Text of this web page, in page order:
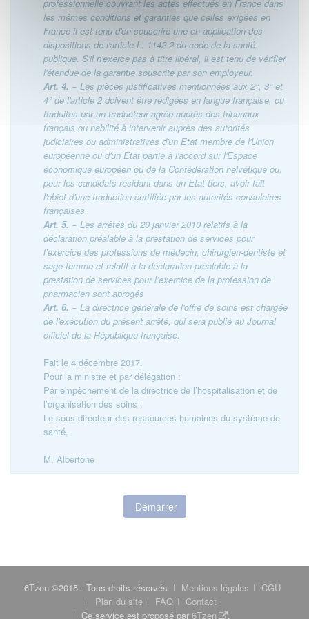
professionnelle couvrant les actes effectués en France dans
les mêmes conditions et garanties que celles exigées en
France il est tenu d'en souscrire une en application des
dispositions de l'article L. 1142-2 du code de la santé
publique. S'il n'exerce pas à titre libéral, il est tenu de vérifier
l'étendue de la garantie souscrite par son employeur.
Art. 4. − Les pièces justificatives mentionnées aux 2°, 3° et
4° de l'article 2 doivent être rédigées en langue française, ou
traduites par un traducteur agréé auprès des tribunaux
français ou habilité à intervenir auprès des autorités
judiciaires ou administratives d'un Etat membre de l'Union
européenne ou d'un Etat partie à l'accord sur l'Espace
économique européen ou de la Confédération helvétique ou,
pour les candidats résidant dans un Etat tiers, avoir fait
l'objet d'une traduction certifiée par les autorités consulaires
françaises
Art. 5. − Les arrêtés du 20 janvier 2010 relatifs à la
déclaration préalable à la prestation de services pour
l’exercice des professions de médecin, chirurgien-dentiste et
sage-femme et relatif à la déclaration préalable à la
prestation de services pour l’exercice de la profession de
pharmacien sont abrogés
Art. 6. − La directrice générale de l'offre de soins est chargée
de l'exécution du présent arrêté, qui sera publié au Journal
officiel de la République française.
Fait le 4 décembre 2017.
Pour la ministre et par délégation :
Par empêchement de la directrice de l’hospitalisation et de
l’organisation des soins :
Le sous-directeur des ressources humaines du système de
santé,
M. Albertone
Démarrer
6Tzen ©2015 - Tous droits réservés Mentions légales
CGU
Plan du site
FAQ
Contact
Ce service est proposé par 6Tzen .